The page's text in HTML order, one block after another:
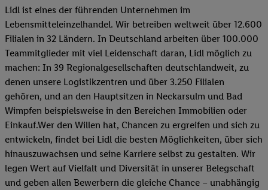
Lidl ist eines der führenden Unternehmen im
Lebensmitteleinzelhandel. Wir betreiben weltweit über 12.600
Filialen in 32 Ländern. In Deutschland arbeiten über 100.000
Teammitglieder mit viel Leidenschaft daran, Lidl möglich zu
machen: In 39 Regionalgesellschaften deutschlandweit, zu
denen unsere Logistikzentren und über 3.250 Filialen
gehören, und an den Hauptsitzen in Neckarsulm und Bad
Wimpfen beispielsweise in den Bereichen Immobilien oder
Einkauf.Wer den Willen hat, Chancen zu ergreifen und sich zu
entwickeln, findet bei Lidl die besten Möglichkeiten, über sich
hinauszuwachsen und seine Karriere selbst zu gestalten. Wir
legen Wert auf Vielfalt und Diversität in unserer Belegschaft
und geben allen Bewerbern die gleiche Chance – unabhängig